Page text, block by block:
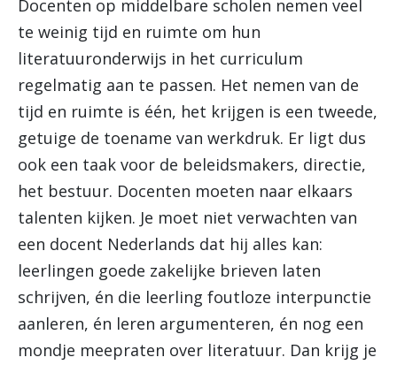
Docenten op middelbare scholen nemen veel
te weinig tijd en ruimte om hun
literatuuronderwijs in het curriculum
regelmatig aan te passen. Het nemen van de
tijd en ruimte is één, het krijgen is een tweede,
getuige de toename van werkdruk. Er ligt dus
ook een taak voor de beleidsmakers, directie,
het bestuur. Docenten moeten naar elkaars
talenten kijken. Je moet niet verwachten van
een docent Nederlands dat hij alles kan:
leerlingen goede zakelijke brieven laten
schrijven, én die leerling foutloze interpunctie
aanleren, én leren argumenteren, én nog een
mondje meepraten over literatuur. Dan krijg je